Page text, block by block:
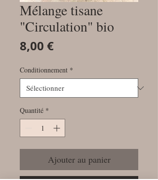
Mélange tisane
"Circulation" bio
8,00 €Prix
Conditionnement *
Quantité *
Ajouter au panier